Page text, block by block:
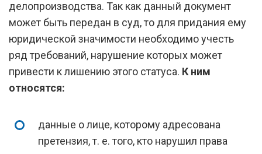
делопроизводства. Так как данный документ
может быть передан в суд, то для придания ему
юридической значимости необходимо учесть
ряд требований, нарушение которых может
привести к лишению этого статуса. К ним
относятся:
данные о лице, которому адресована
претензия, т. е. того, кто нарушил права